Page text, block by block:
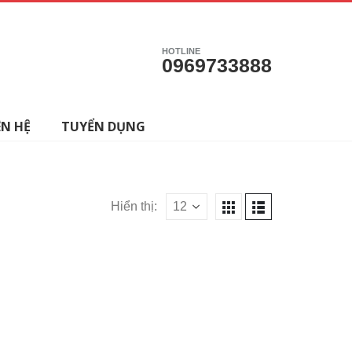
HOTLINE
0969733888
HỆ TUYỂN DỤNG
Hiển thị: